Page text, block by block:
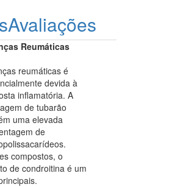
Avaliações
Reumáticas
reumáticas é
devida à
inflamatória. A
de tubarão
uma elevada
de
compostos, o
de condroitina é um